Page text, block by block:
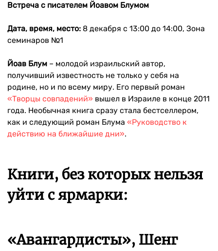
Встреча с писателем Йоавом Блумом
Дата, время, место: 8 декабря с 13:00 до 14:00, Зона
семинаров №1
Йоав Блум – молодой израильский автор,
получивший известность не только у себя на
родине, но и по всему миру. Его первый роман
«Творцы совпадений» вышел в Израиле в конце 2011
года. Необычная книга сразу стала бестселлером,
как и следующий роман Блума «Руководство к
действию на ближайшие дни».
Книги, без которых нельзя
уйти с ярмарки:
«Авангардисты», Шенг